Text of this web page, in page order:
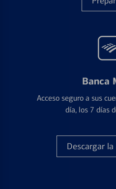
Banca
Acceso seguro a sus
día, los 7 días
Descargar